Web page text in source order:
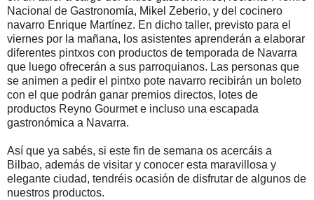
Nacional de Gastronomía, Mikel Zeberio, y del cocinero
navarro Enrique Martínez. En dicho taller, previsto para el
viernes por la mañana, los asistentes aprenderán a elaborar
diferentes pintxos con productos de temporada de Navarra
que luego ofrecerán a sus parroquianos. Las personas que
se animen a pedir el pintxo pote navarro recibirán un boleto
con el que podrán ganar premios directos, lotes de
productos Reyno Gourmet e incluso una escapada
gastronómica a Navarra.
Así que ya sabés, si este fin de semana os acercáis a
Bilbao, además de visitar y conocer esta maravillosa y
elegante ciudad, tendréis ocasión de disfrutar de algunos de
nuestros productos.